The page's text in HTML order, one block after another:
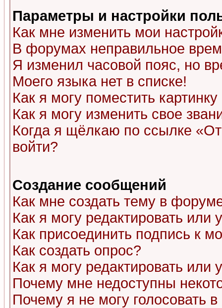
Параметры и настройки
Как мне изменить мои
В форумах неправильное
Я изменил часовой пояс, но
Моего языка нет в списке!
Как я могу поместить
Как я могу изменить свое
Когда я щёлкаю по ссылке
войти?
Создание сообщений
Как мне создать тему в
Как я могу редактировать или
Как присоединить подпись к
Как создать опрос?
Как я могу редактировать или
Почему мне недоступны
Почему я не могу голосовать